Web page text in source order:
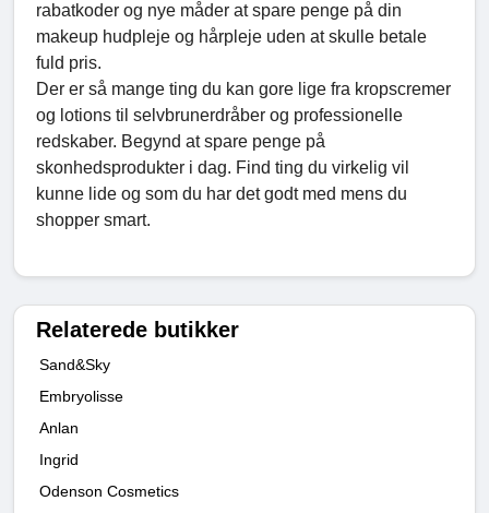
rabatkoder og nye måder at spare penge på din
makeup hudpleje og hårpleje uden at skulle betale
fuld pris.
Der er så mange ting du kan gore lige fra kropscremer
og lotions til selvbrunerdråber og professionelle
redskaber. Begynd at spare penge på
skonhedsprodukter i dag. Find ting du virkelig vil
kunne lide og som du har det godt med mens du
shopper smart.
Relaterede butikker
Sand&Sky
Embryolisse
Anlan
Ingrid
Odenson Cosmetics